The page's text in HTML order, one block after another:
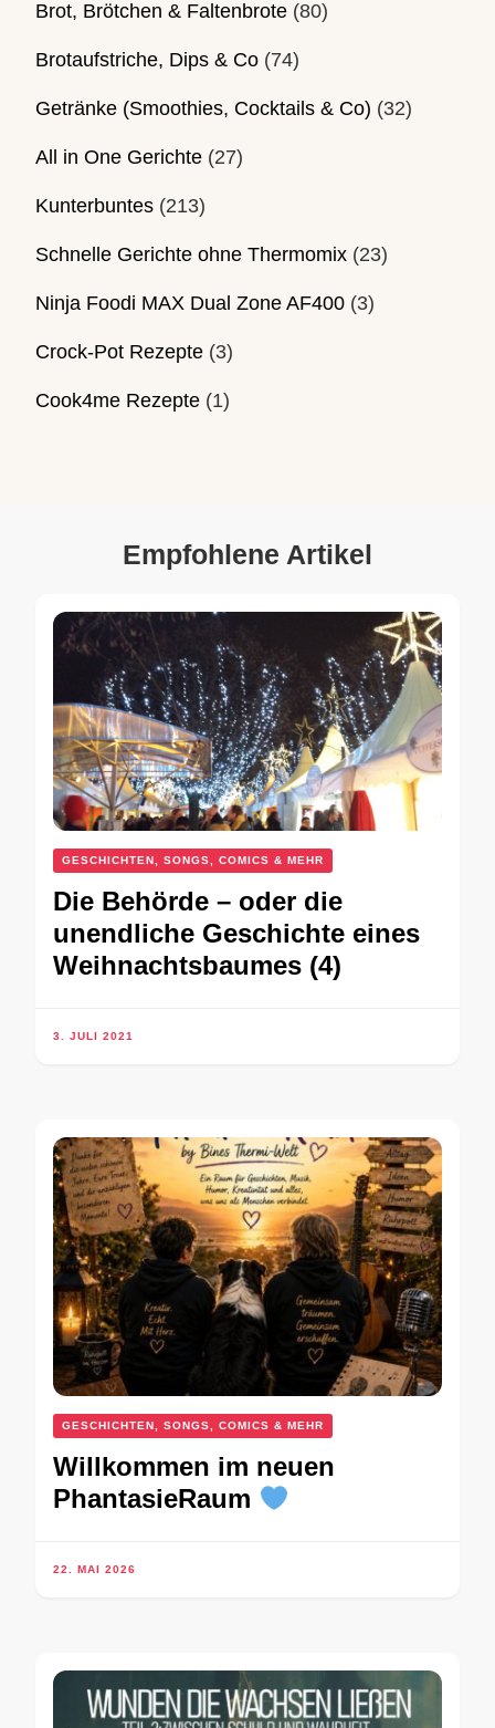
Brot, Brötchen & Faltenbrote (80)
Brotaufstriche, Dips & Co (74)
Getränke (Smoothies, Cocktails & Co) (32)
All in One Gerichte (27)
Kunterbuntes (213)
Schnelle Gerichte ohne Thermomix (23)
Ninja Foodi MAX Dual Zone AF400 (3)
Crock-Pot Rezepte (3)
Cook4me Rezepte (1)
Empfohlene Artikel
GESCHICHTEN, SONGS, COMICS & MEHR
Die Behörde – oder die
unendliche Geschichte eines
Weihnachtsbaumes (4)
3. JULI 2021
GESCHICHTEN, SONGS, COMICS & MEHR
Willkommen im neuen
PhantasieRaum
22. MAI 2026